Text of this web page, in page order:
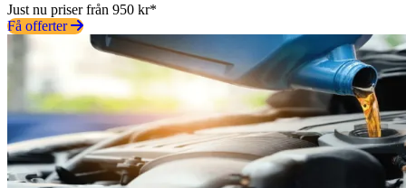
Just nu priser från 950 kr*
Få offerter